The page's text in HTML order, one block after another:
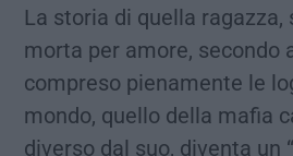
La storia di quella ragazza,
morta per amore, secondo
compreso pienamente le
mondo, quello della mafia
diverso dal suo, diventa un